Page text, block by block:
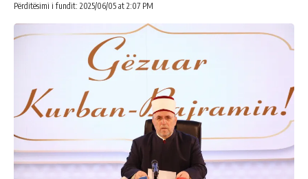
Përditësimi i fundit: 2025/06/05 at 2:07 PM